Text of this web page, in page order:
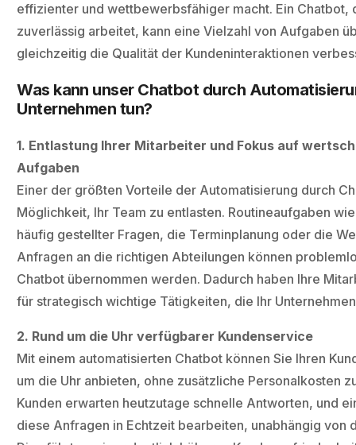
effizienter und wettbewerbsfähiger macht. Ein Chatbot,
zuverlässig arbeitet, kann eine Vielzahl von Aufgaben
gleichzeitig die Qualität der Kundeninteraktionen
Was kann unser Chatbot durch
Unternehmen tun?
1. Entlastung Ihrer Mitarbeiter und Fokus auf
Aufgaben
Einer der größten Vorteile der Automatisierung durch
Möglichkeit, Ihr Team zu entlasten. Routineaufgaben
häufig gestellter Fragen, die Terminplanung oder die
Anfragen an die richtigen Abteilungen können
Chatbot übernommen werden. Dadurch haben Ihre
für strategisch wichtige Tätigkeiten, die Ihr
2. Rund um die Uhr verfügbarer Kundenservice
Mit einem automatisierten Chatbot können Sie Ihren
um die Uhr anbieten, ohne zusätzliche Personalkosten
Kunden erwarten heutzutage schnelle Antworten, und
diese Anfragen in Echtzeit bearbeiten, unabhängig von